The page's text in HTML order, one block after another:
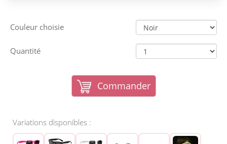
Couleur choisie
Quantité
Commander
Variations disponibles :